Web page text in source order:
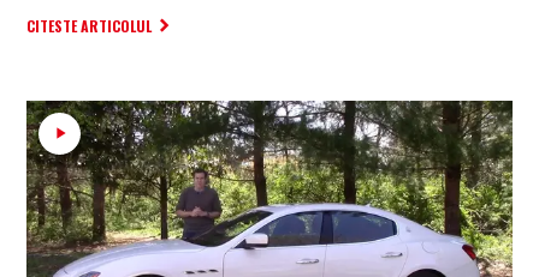
CITESTE ARTICOLUL